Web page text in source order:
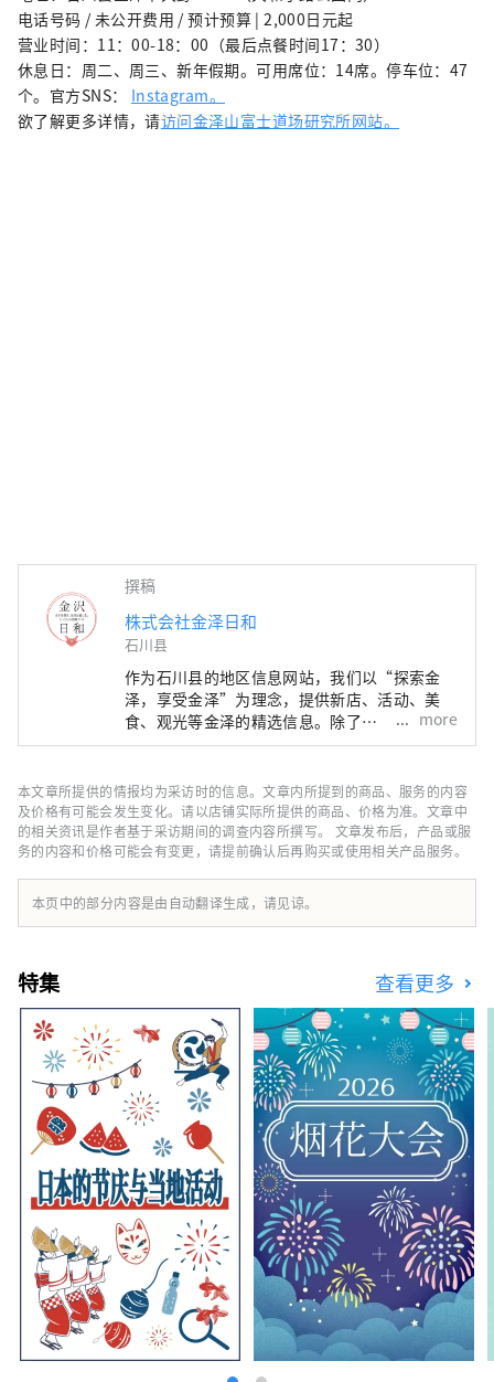
电话号码 / 未公开费用 / 预计预算 | 2,000日元起
营业时间：11：00-18：00（最后点餐时间17：30）
休息日：周二、周三、新年假期。可用席位：14席。停车位：47
个。官方SNS： Instagram。
欲了解更多详情，请访问金泽山富士道场研究所网站。
撰稿
株式会社金泽日和
石川县
作为石川县的地区信息网站，我们以“探索金
泽，享受金泽”为理念，提供新店、活动、美
食、观光等金泽的精选信息。除了
“SmartNews”、“goo news”等日本国内媒
等海外媒体合作，向世界广泛传播石川县的魅
力。
more
本文章所提供的情报均为采访时的信息。文章内所提到的商品、服务的内容
及价格有可能会发生变化。请以店铺实际所提供的商品、价格为准。文章中
的相关资讯是作者基于采访期间的调查内容所撰写。 文章发布后，产品或服
务的内容和价格可能会有变更，请提前确认后再购买或使用相关产品服务。
本页中的部分内容是由自动翻译生成，请见谅。
特集 查看更多